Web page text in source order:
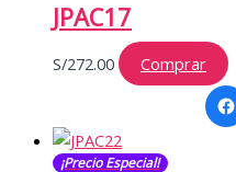
JPAC17
S/272.00 Comprar
¡Precio Especial!